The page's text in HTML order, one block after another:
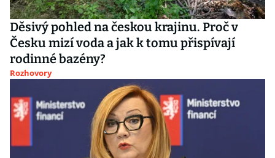
Děsivý pohled na českou krajinu. Proč v
Česku mizí voda a jak k tomu přispívají
rodinné bazény?
Rozhovory